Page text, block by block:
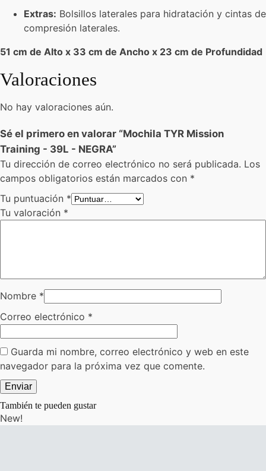
Extras: Bolsillos laterales para hidratación y cintas de
compresión laterales.
51 cm de Alto x 33 cm de Ancho x 23 cm de Profundidad
Valoraciones
No hay valoraciones aún.
Sé el primero en valorar “Mochila TYR Mission
Training - 39L - NEGRA”
Tu dirección de correo electrónico no será publicada. Los
campos obligatorios están marcados con *
Tu puntuación *
Tu valoración *
Nombre *
Correo electrónico *
Guarda mi nombre, correo electrónico y web en este
navegador para la próxima vez que comente.
También te pueden gustar
New!